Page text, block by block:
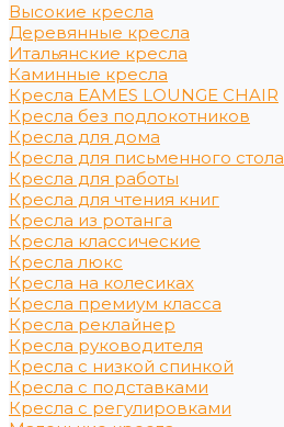
Высокие кресла
Деревянные кресла
Итальянские кресла
Каминные кресла
Кресла EAMES LOUNGE CHAIR
Кресла без подлокотников
Кресла для дома
Кресла для письменного стола
Кресла для работы
Кресла для чтения книг
Кресла из ротанга
Кресла классические
Кресла люкс
Кресла на колесиках
Кресла премиум класса
Кресла реклайнер
Кресла руководителя
Кресла с низкой спинкой
Кресла с подставками
Кресла с регулировками